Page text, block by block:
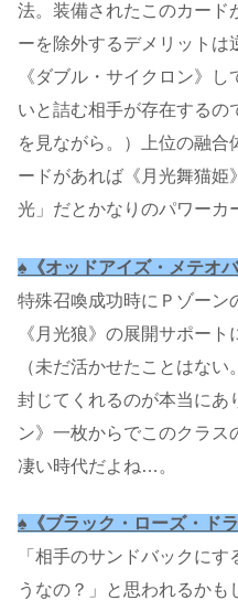
法。装備されたこのカード
ーを除外するデメリットは
《ダブル・サイクロン》
いと詰む相手が存在する
を見ながら。）上位の融合
ードがあれば《月光舞猫姫
光」だとかなりのパワーカ
♠《オッドアイズ・メテオ
特殊召喚成功時にＰゾーン
《月光狼》の展開サポー
（未だ活かせたことはな
封じてくれるのが本当にあ
ン》一枚からでこのクラス
凄い時代だよね…。
♠《ブラック・ローズ・ドラ
「相手のサンドバックに
うなの？」と思われるか